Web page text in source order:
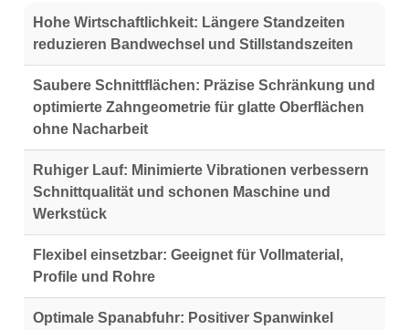
Hohe Wirtschaftlichkeit: Längere Standzeiten
reduzieren Bandwechsel und Stillstandszeiten
Saubere Schnittflächen: Präzise Schränkung und
optimierte Zahngeometrie für glatte Oberflächen
ohne Nacharbeit
Ruhiger Lauf: Minimierte Vibrationen verbessern
Schnittqualität und schonen Maschine und
Werkstück
Flexibel einsetzbar: Geeignet für Vollmaterial,
Profile und Rohre
Optimale Spanabfuhr: Positiver Spanwinkel